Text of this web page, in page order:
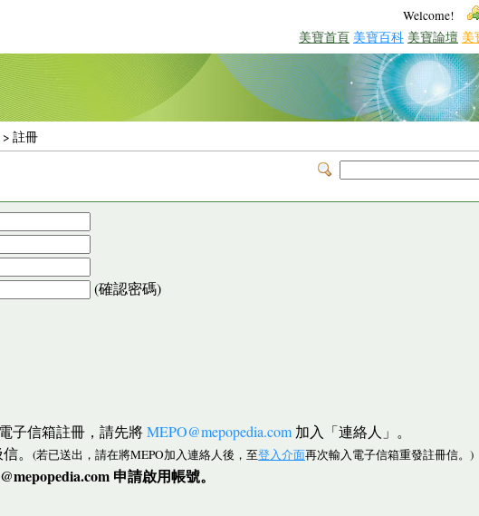
Welcome!
美寶首頁 美寶百科 美寶論壇 美
> 註冊
(確認密碼)
子信箱註冊，請先將MEPO@mepopedia.com 加入「連絡人」。
。 (若已送出，請在將MEPO加入連絡人後，至登入介面再次輸入電子信箱重發註冊信。)
申請啟用帳號。